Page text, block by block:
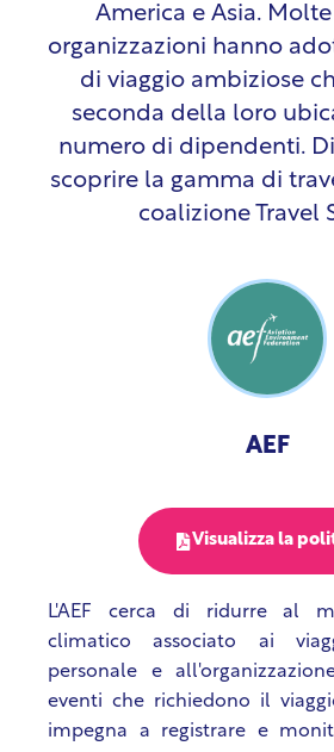
America e Asia.
organizzazioni hanno
di viaggio ambiziose
seconda della loro
numero di dipendenti.
scoprire la gamma di
coalizione Travel
AEF
Visualizza la
L'AEF cerca di ridurre al
climatico associato ai
personale e
eventi che richiedono il
impegna a registrare e